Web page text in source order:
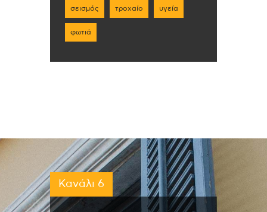
σεισμός τροχαίο υγεία
φωτιά
Κανάλι 6